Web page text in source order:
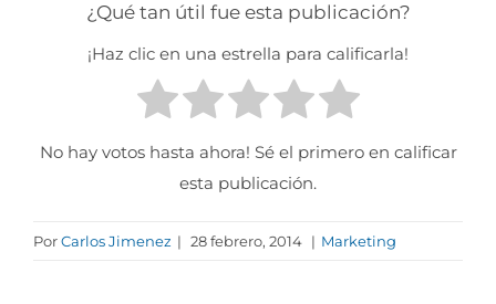
¿Qué tan útil fue esta publicación?
¡Haz clic en una estrella para calificarla!
No hay votos hasta ahora! Sé el primero en calificar
esta publicación.
PorCarlos Jimenez | 28 febrero, 2014 | Marketing